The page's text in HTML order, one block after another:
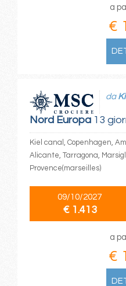
a
€
Nord Europa13
da
Kiel canal, Copenhagen,
Alicante, Tarragona,
Provence(marseilles)
09/10/2027
€ 1.413
a
€